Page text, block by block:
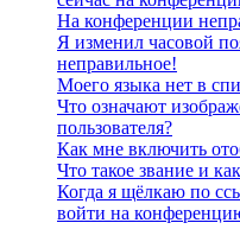
На конференции
Я изменил часовой
неправильное!
Моего языка нет в
Что означают
пользователя?
Как мне включить
Что такое звание и
Когда я щёлкаю по
войти на